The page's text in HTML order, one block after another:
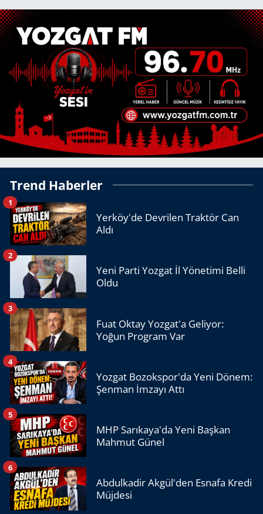
Trend Haberler
Yerköy'de Devrilen Traktör Can
Aldı
1
Yeni Parti Yozgat İl Yönetimi Belli
Oldu
2
Fuat Oktay Yozgat'a Geliyor:
Yoğun Program Var
3
Yozgat Bozokspor'da Yeni Dönem:
Şenman İmzayı Attı
4
MHP Sarıkaya'da Yeni Başkan
Mahmut Günel
5
Abdulkadir Akgül'den Esnafa Kredi
Müjdesi
6